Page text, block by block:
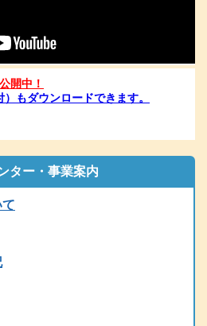
者全国統一試験合格発表
復旧いたしました。FAXも、電話開通
っております。ご心配な方は、FAXを
電話の使用ができません。御用の方
談センター（T/078-600-0556）に、ご
年末は１２／２７（土）１７時までで
館します。
講座（通訳Ⅲ第1～４講座）の案内を掲
開中！
もダウンロードできます。
ター・事業案内